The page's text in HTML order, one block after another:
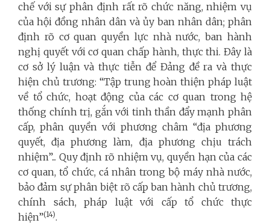
chế với sự phân định rất rõ chức năng, nhiệm vụ
của hội đồng nhân dân và ủy ban nhân dân; phân
định rõ cơ quan quyền lực nhà nước, ban hành
nghị quyết với cơ quan chấp hành, thực thi. Đây là
cơ sở lý luận và thực tiễn để Đảng đề ra và thực
hiện chủ trương: “Tập trung hoàn thiện pháp luật
về tổ chức, hoạt động của các cơ quan trong hệ
thống chính trị, gắn với tinh thần đẩy mạnh phân
cấp, phân quyền với phương châm “địa phương
quyết, địa phương làm, địa phương chịu trách
nhiệm”... Quy định rõ nhiệm vụ, quyền hạn của các
cơ quan, tổ chức, cá nhân trong bộ máy nhà nước,
bảo đảm sự phân biệt rõ cấp ban hành chủ trương,
chính sách, pháp luật với cấp tổ chức thực
hiện”(14).